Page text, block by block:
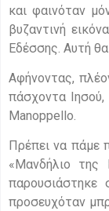
και φαινόταν
βυζαντινή
Εδέσσης. Αυτή θα
Αφήνοντας,
πάσχοντα
Manoppello.
Πρέπει να πάμε
«Μανδήλιο της
προσευχόταν